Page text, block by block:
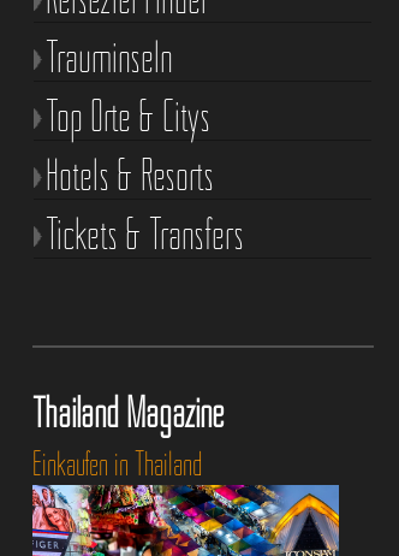
Trauminseln
Top Orte & Citys
Hotels & Resorts
Tickets & Transfers
Thailand Magazine
Einkaufen in Thailand